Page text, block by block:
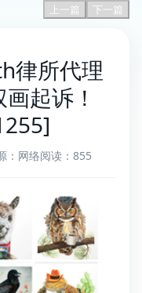
上一篇
下一篇
律所代理
起诉！
：网络阅读：855